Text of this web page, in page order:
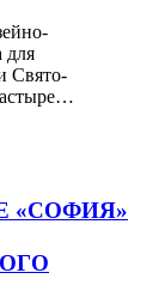
для
Свято-
«СОФИЯ»